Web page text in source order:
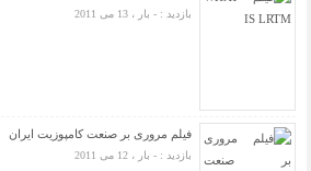
بازدید : - بار ، 13 می 2011
فیلم مروری بر صنعت کامپوزیت ایران
بازدید : - بار ، 12 می 2011